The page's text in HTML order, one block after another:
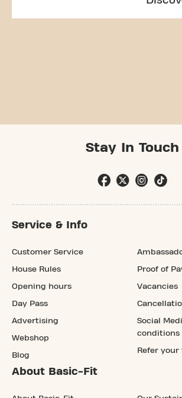
Stay In Touch
Service & Info
Customer Service
House Rules
Opening hours
Day Pass
Advertising
Webshop
Blog
Proof of
Vacancies
Social
conditions
Refer your
About Basic-Fit